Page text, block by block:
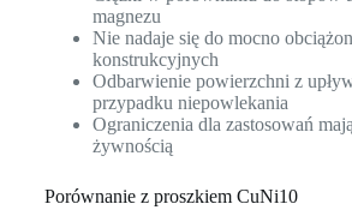
magnezu
Nie nadaje się do mocno
konstrukcyjnych
Odbarwienie powierzchni z
przypadku niepowlekania
Ograniczenia dla zastosowań
żywnością
Porównanie z proszkiem CuNi10